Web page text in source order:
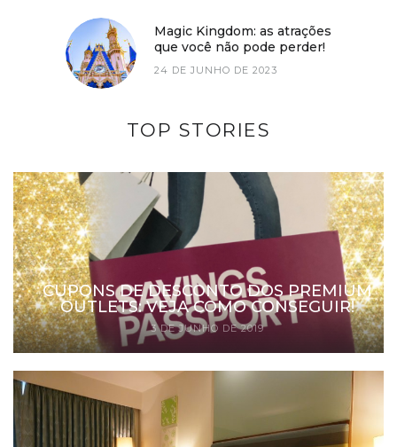
Magic Kingdom: as atrações
que você não pode perder!
24 DE JUNHO DE 2023
TOP STORIES
CUPONS DE DESCONTO DOS PREMIUM
OUTLETS: VEJA COMO CONSEGUIR!
3 DE JUNHO DE 2019